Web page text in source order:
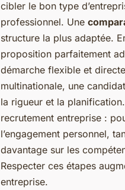
cibler le bon type
professionnel. Une
structure la plus adaptée.
proposition parfaitement
démarche flexible et
multinationale, une
la rigueur et la
recrutement entreprise :
l’engagement personnel,
davantage sur les
Respecter ces étapes
entreprise.